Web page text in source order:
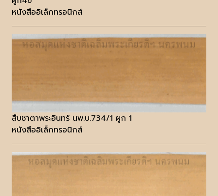
หนังสืออิเล็กทรอนิกส์
สืบชาตาพระอินทร์ นพ.บ.734/1 ผูก 1
หนังสืออิเล็กทรอนิกส์